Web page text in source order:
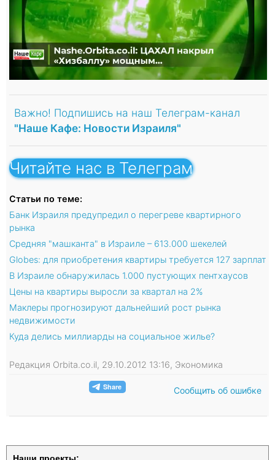
Важно! Подпишись на наш Телеграм-канал
"Наше Кафе: Новости Израиля"
Читайте нас в Телеграм
Статьи по теме:
Банк Израиля предупредил о перегреве квартирного
рынка
Средняя "машканта" в Израиле – 613.000 шекелей
Globes: для приобретения квартиры требуется 127 зарплат
В Израиле обнаружилась 1.000 пустующих пентхаусов
Цены на квартиры выросли за квартал на 2%
Маклеры прогнозируют дальнейший рост рынка
недвижимости
Куда делись миллиарды на социальное жилье?
Редакция Orbita.co.il, 29.10.2012 13:16, Экономика
Сообщить об ошибке